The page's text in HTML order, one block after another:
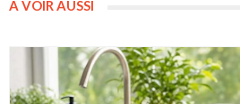
A VOIR AUSSI